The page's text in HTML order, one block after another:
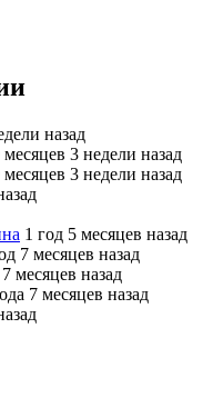
назад
месяцев 3 недели назад
месяцев 3 недели назад
1 год 5 месяцев назад
7 месяцев назад
месяцев назад
7 месяцев назад